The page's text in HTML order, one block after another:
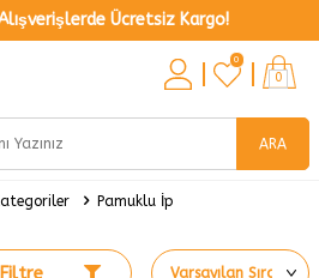
Ücretsiz Kargo!
ARA
0
0
Pamuklu İp
Filtre